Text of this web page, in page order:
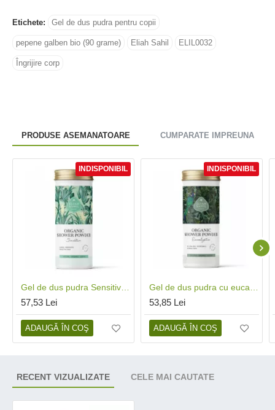
Etichete: Gel de dus pudra pentru copii
pepene galben bio (90 grame) Eliah Sahil ELIL0032
Îngrijire corp
PRODUSE ASEMANATOARE CUMPARATE IMPREUNA
INDISPONIBIL
57,53 Lei
ADAUGĂ ÎN COŞ
INDISPONIBIL
53,85 Lei
ADAUGĂ ÎN COŞ
RECENT VIZUALIZATE CELE MAI CAUTATE